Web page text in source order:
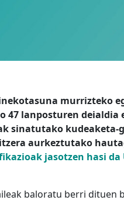
murrizteko
47 lanposturen deialdia
sinatutako
aurkeztutako
jasotzen hasi da
baloratu berri dituen